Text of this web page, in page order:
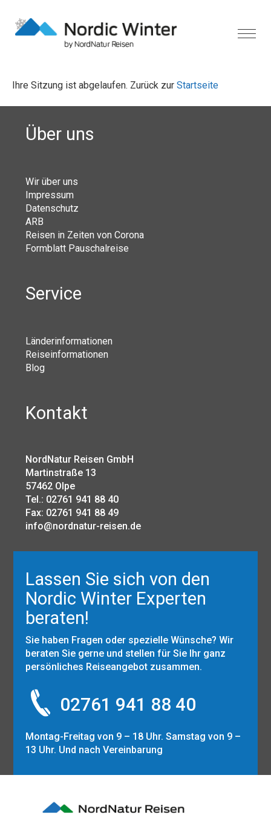
Ihre Sitzung ist abgelaufen. Zurück zur Startseite
Über uns
Wir über uns
Impressum
Datenschutz
ARB
Reisen in Zeiten von Corona
Formblatt Pauschalreise
Service
Länderinformationen
Reiseinformationen
Blog
Kontakt
NordNatur Reisen GmbH
Martinstraße 13
57462 Olpe
Tel.: 02761 941 88 40
Fax: 02761 941 88 49
info@nordnatur-reisen.de
Lassen Sie sich von den
Nordic Winter Experten
beraten!
Sie haben Fragen oder spezielle Wünsche? Wir
beraten Sie gerne und stellen für Sie Ihr ganz
persönliches Reiseangebot zusammen.
02761 941 88 40
Montag-Freitag von 9 – 18 Uhr. Samstag von 9 –
13 Uhr. Und nach Vereinbarung